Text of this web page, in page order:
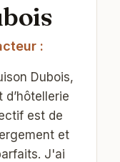
:
Dubois,
est de
et
J'ai